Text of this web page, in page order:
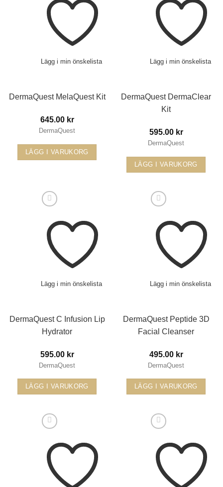
Lägg i min önskelista
DermaQuest MelaQuest Kit
645.00 kr
DermaQuest
LÄGG I VARUKORG
Lägg i min önskelista
DermaQuest DermaClear
Kit
595.00 kr
DermaQuest
LÄGG I VARUKORG
Lägg i min önskelista
DermaQuest C Infusion Lip
Hydrator
595.00 kr
DermaQuest
LÄGG I VARUKORG
Lägg i min önskelista
DermaQuest Peptide 3D
Facial Cleanser
495.00 kr
DermaQuest
LÄGG I VARUKORG